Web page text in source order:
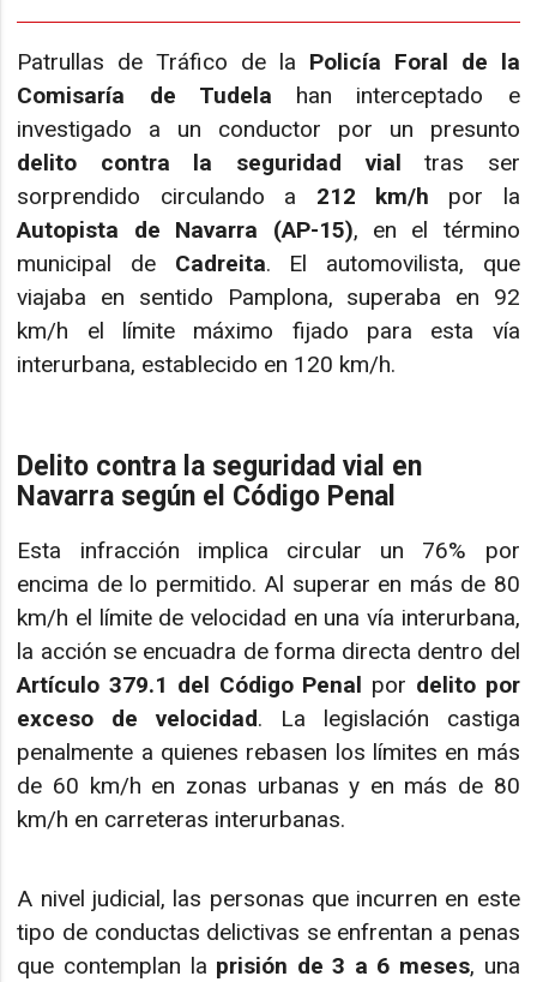
Patrullas de Tráfico de la Policía Foral de la
Comisaría de Tudela han interceptado e
investigado a un conductor por un presunto
delito contra la seguridad vial tras ser
sorprendido circulando a 212 km/h por la
Autopista de Navarra (AP-15), en el término
municipal de Cadreita. El automovilista, que
viajaba en sentido Pamplona, superaba en 92
km/h el límite máximo fijado para esta vía
interurbana, establecido en 120 km/h.
Delito contra la seguridad vial en
Navarra según el Código Penal
Esta infracción implica circular un 76% por
encima de lo permitido. Al superar en más de 80
km/h el límite de velocidad en una vía interurbana,
la acción se encuadra de forma directa dentro del
Artículo 379.1 del Código Penal por delito por
exceso de velocidad. La legislación castiga
penalmente a quienes rebasen los límites en más
de 60 km/h en zonas urbanas y en más de 80
km/h en carreteras interurbanas.
A nivel judicial, las personas que incurren en este
tipo de conductas delictivas se enfrentan a penas
que contemplan la prisión de 3 a 6 meses, una